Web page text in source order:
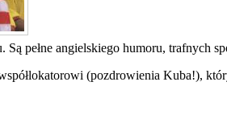
pełne angielskiego humoru, trafnych
(pozdrowienia Kuba!),